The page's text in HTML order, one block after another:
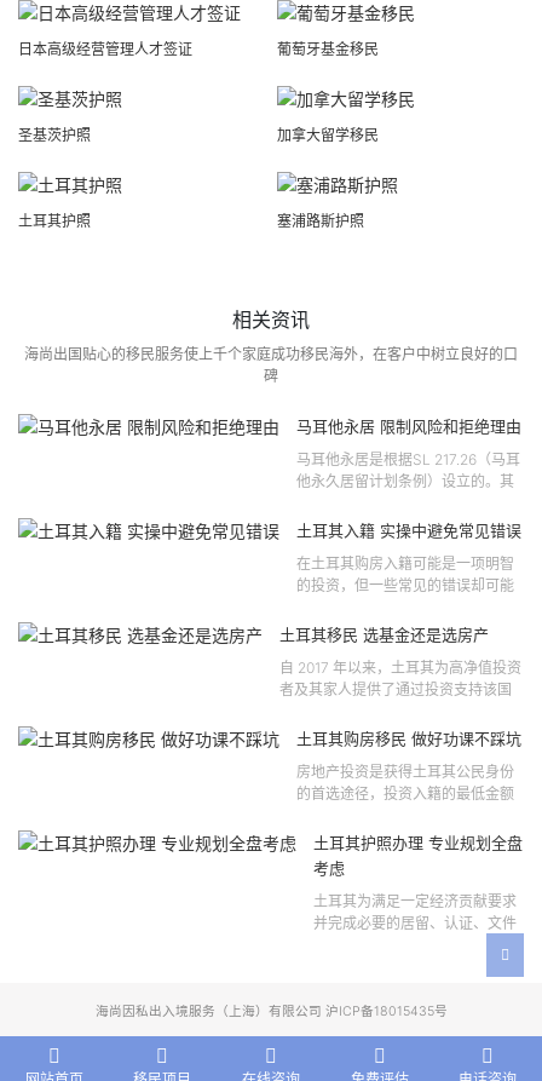
日本高级经营管理人才签证 葡萄牙基金移民
圣基茨护照 加拿大留学移民
土耳其护照 塞浦路斯护照
相关资讯
海尚出国贴心的移民服务使上千个家庭成功移民海外，在客户中树立良好的口
碑
马耳他永居 限制风险和拒绝理由
马耳他永居是根据SL 217.26（马耳
他永久居留计划条例）设立的。其
121 号法律公告，并随后根据2024
土耳其入籍 实操中避免常见错误
在土耳其购房入籍可能是一项明智
的投资，但一些常见的错误却可能
失。许多投资者轻信营销宣传或不
土耳其移民 选基金还是选房产
自 2017 年以来，土耳其为高净值投资
者及其家人提供了通过投资支持该国
会。 该计划的一大亮点在于其涵盖广
土耳其购房移民 做好功课不踩坑
房地产投资是获得土耳其公民身份
的首选途径，投资入籍的最低金额
二手房产。这一门槛自2019年调整
以来一直未变，适用于经持牌...
土耳其护照办理 专业规划全盘
考虑
土耳其为满足一定经济贡献要求
并完成必要的居留、认证、文件
准备和入籍申请步骤的外国投资
海尚因私出入境服务（上海）有限公司 沪ICP备18015435号